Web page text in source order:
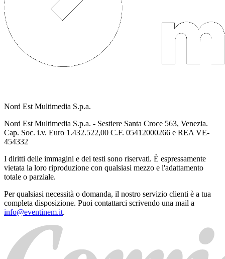
Nord Est Multimedia S.p.a.
Nord Est Multimedia S.p.a. - Sestiere Santa Croce 563, Venezia.
Cap. Soc. i.v. Euro 1.432.522,00 C.F. 05412000266 e REA VE-
454332
I diritti delle immagini e dei testi sono riservati. È espressamente
vietata la loro riproduzione con qualsiasi mezzo e l'adattamento
totale o parziale.
Per qualsiasi necessità o domanda, il nostro servizio clienti è a tua
completa disposizione. Puoi contattarci scrivendo una mail a
info@eventinem.it.